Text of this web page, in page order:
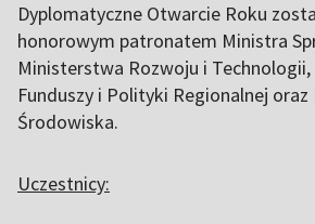
Dyplomatyczne Otwarcie Roku
honorowym patronatem Ministra
Ministerstwa Rozwoju i
Funduszy i Polityki Regionalnej
Środowiska.
Uczestnicy: